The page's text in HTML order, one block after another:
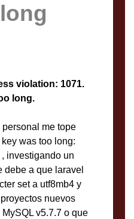
violation: 1071.
long.
me tope
was too long:
investigando un
debe a que laravel
set a utf8mb4 y
nuevos
v5.7.7 o que